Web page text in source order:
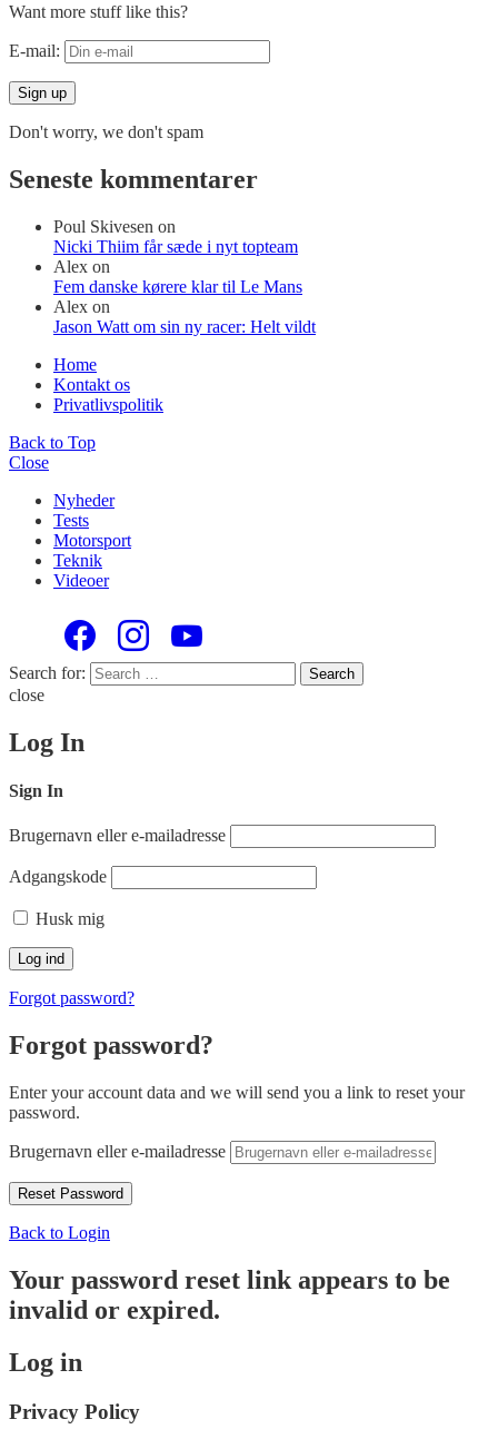
Want more stuff like this?
E-mail:
Don't worry, we don't spam
Seneste kommentarer
Poul Skivesen on
Nicki Thiim får sæde i nyt topteam
Alex on
Fem danske kørere klar til Le Mans
Alex on
Jason Watt om sin ny racer: Helt vildt
Home
Kontakt os
Privatlivspolitik
Back to Top
Close
Nyheder
Tests
Motorsport
Teknik
Videoer
Search for: Search
close
Log In
Sign In
Brugernavn eller e-mailadresse
Adgangskode
Husk mig
Forgot password?
Forgot password?
Enter your account data and we will send you a link to reset your
password.
Brugernavn eller e-mailadresse
Back to Login
Your password reset link appears to be
invalid or expired.
Log in
Privacy Policy